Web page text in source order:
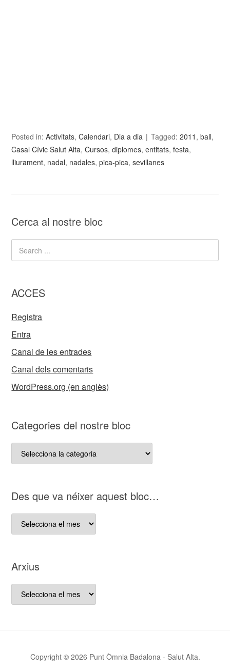
Posted in:Activitats,Calendari, Dia a dia Tagged:2011 ,ball,
Casal Cívic Salut Alta,Cursos,diplomes,entitats,festa,
lliurament, nadal, nadales,pica-pica,sevillanes
Cerca al nostre bloc
ACCES
Registra
Entra
Canal de les entrades
Canal dels comentaris
WordPress.org (en anglès)
Categories del nostre bloc
Categories
del
D es que va néixer aquest bloc…
D es
que
aquest
bloc…
Arxius
Arxius
Copyright © 2026 Punt Òmnia Badalona - Salut Alta.